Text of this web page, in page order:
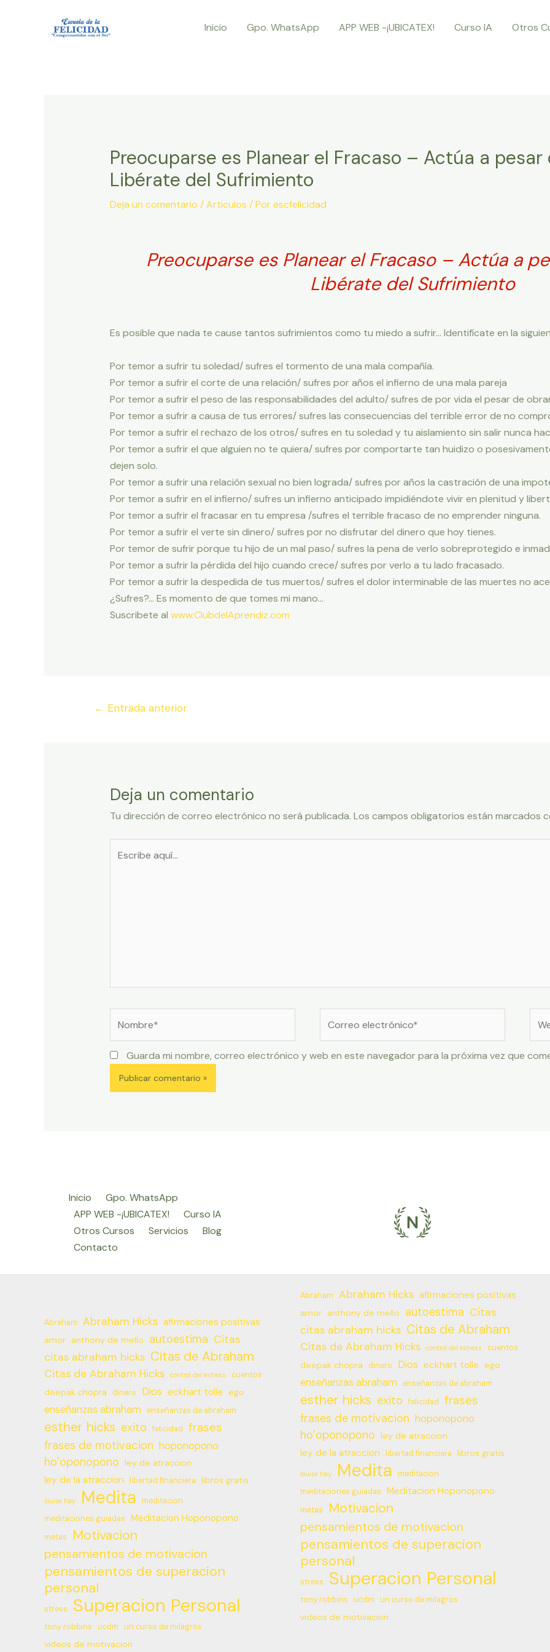
Inicio Gpo. WhatsApp APP WEB -¡UBICATEX! Curso IA Otros
Preocuparse es Planear el Fracaso – Actúa a pesar
Libérate del Sufrimiento
Deja un comentario /Articulos / Porescfelicidad
Preocuparse es Planear el Fracaso – Actúa a
Libérate del Sufrimiento
Es posible que nada te cause tantos sufrimientos como tu miedo a sufrir… Identifícate en la
Por temor a sufrir tu soledad/ sufres el tormento de una mala compañía.
Por temor a sufrir el corte de una relación/ sufres por años el infierno de una mala pareja
Por temor a sufrir el peso de las responsabilidades del adulto/ sufres de por vida el pesar de
Por temor a sufrir a causa de tus errores/ sufres las consecuencias del terrible error de no
Por temor a sufrir el rechazo de los otros/ sufres en tu soledad y tu aislamiento sin salir nunca
Por temor a sufrir el que alguien no te quiera/ sufres por comportarte tan huidizo o
dejen solo.
Por temor a sufrir una relación sexual no bien lograda/ sufres por años la castración de una
Por temor a sufrir en el infierno/ sufres un infierno anticipado impidiéndote vivir en plenitud y
Por temor a sufrir el fracasar en tu empresa /sufres el terrible fracaso de no emprender ninguna.
Por temor a sufrir el verte sin dinero/ sufres por no disfrutar del dinero que hoy tienes.
Por temor de sufrir porque tu hijo de un mal paso/ sufres la pena de verlo sobreprotegido e
Por temor a sufrir la pérdida del hijo cuando crece/ sufres por verlo a tu lado fracasado.
Por temor a sufrir la despedida de tus muertos/ sufres el dolor interminable de las muertes no
¿Sufres?… Es momento de que tomes mi mano…
Suscribete al www.ClubdelAprendiz.com
Navegación
← Entrada anterior
Deja un comentario
Tu dirección de correo electrónico no será publicada. Los campos obligatorios están marcados
aquí...
electrónico*
Guarda mi nombre, correo electrónico y web en este navegador para la próxima vez que
Inicio
Gpo. WhatsApp
APP WEB -¡UBICATEX!
Curso IA
Otros Cursos
Servicios
Blog
Contacto
Abraham Abraham Hicks afirmaciones positivas
amor anthony de mello autoestima Citas
citas abraham hicks Citas de Abraham
Citas de Abraham Hicks control del estress cuentos
deepak chopra dinero Dios eckhart tolle ego
enseñanzas abraham enseñanzas de abraham
esther hicks exito felicidad frases
frases de motivacion hoponopono
ho’oponopono ley de atraccion
ley de la atraccion libertad financiera libros gratis
louise hay Medita
meditacion
meditaciones guiadas
Meditacion Hoponopono
metas Motivacion
pensamientos de motivacion
pensamientos de superacion
personal
stress Superacion Personal
tony robbins ucdm un curso de milagros
videos de motivacion
Abraham Abraham Hicks afirmaciones positivas
amor anthony de mello autoestima Citas
citas abraham hicks Citas de Abraham
Citas de Abraham Hicks control del estress cuentos
deepak chopra dinero Dios eckhart tolle ego
enseñanzas abraham enseñanzas de abraham
esther hicks exito felicidad frases
frases de motivacion hoponopono
ho’oponopono ley de atraccion
ley de la atraccion libertad financiera libros gratis
louise hay Medita
meditacion
meditaciones guiadas
Meditacion Hoponopono
metas Motivacion
pensamientos de motivacion
pensamientos de superacion
personal
stress Superacion Personal
tony robbins ucdm un curso de milagros
videos de motivacion